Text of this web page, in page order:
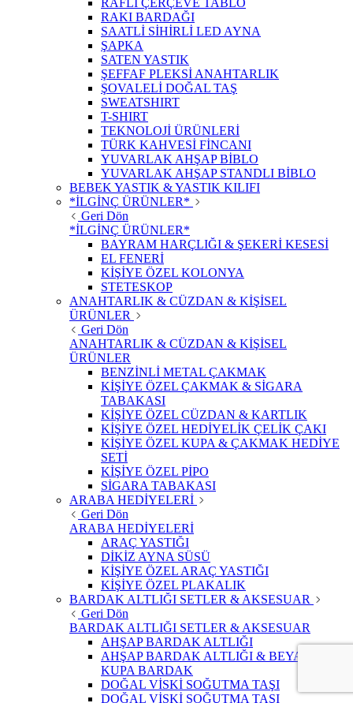
RAFLI ÇERÇEVE TABLO
RAKI BARDAĞI
SAATLİ SİHİRLİ LED AYNA
ŞAPKA
SATEN YASTIK
ŞEFFAF PLEKSİ ANAHTARLIK
ŞOVALELİ DOĞAL TAŞ
SWEATSHIRT
T-SHIRT
TEKNOLOJİ ÜRÜNLERİ
TÜRK KAHVESİ FİNCANI
YUVARLAK AHŞAP BİBLO
YUVARLAK AHŞAP STANDLI BİBLO
BEBEK YASTIK & YASTIK KILIFI
*İLGİNÇ ÜRÜNLER*
Geri Dön
*İLGİNÇ ÜRÜNLER*
BAYRAM HARÇLIĞI & ŞEKERİ KESESİ
EL FENERİ
KİŞİYE ÖZEL KOLONYA
STETESKOP
ANAHTARLIK & CÜZDAN & KİŞİSEL
ÜRÜNLER
Geri Dön
ANAHTARLIK & CÜZDAN & KİŞİSEL
ÜRÜNLER
BENZİNLİ METAL ÇAKMAK
KİŞİYE ÖZEL ÇAKMAK & SİGARA
TABAKASI
KİŞİYE ÖZEL CÜZDAN & KARTLIK
KİŞİYE ÖZEL HEDİYELİK ÇELİK ÇAKI
KİŞİYE ÖZEL KUPA & ÇAKMAK HEDİYE
SETİ
KİŞİYE ÖZEL PİPO
SİGARA TABAKASI
ARABA HEDİYELERİ
Geri Dön
ARABA HEDİYELERİ
ARAÇ YASTIĞI
DİKİZ AYNA SÜSÜ
KİŞİYE ÖZEL ARAÇ YASTIĞI
KİŞİYE ÖZEL PLAKALIK
BARDAK ALTLIĞI SETLER & AKSESUAR
Geri Dön
BARDAK ALTLIĞI SETLER & AKSESUAR
AHŞAP BARDAK ALTLIĞI
AHŞAP BARDAK ALTLIĞI & BEYAZ
KUPA BARDAK
DOĞAL VİSKİ SOĞUTMA TAŞI
DOĞAL VİSKİ SOĞUTMA TAŞI